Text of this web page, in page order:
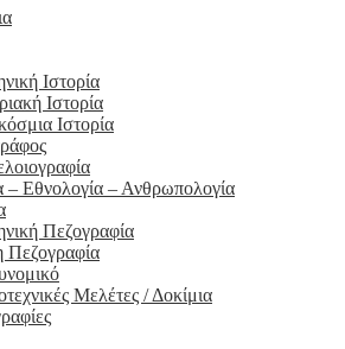
Ιστορία
Ιστορία
Ιστορία
– Εθνολογία – Ανθρωπολογία
Πεζογραφία
Πεζογραφία
Μελέτες / Δοκίμια